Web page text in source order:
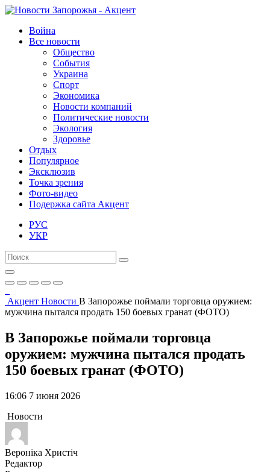
Война
Все новости
Общество
События
Украина
Спорт
Экономика
Новости компаний
Политические новости
Экология
Здоровье
Отдых
Популярное
Эксклюзив
Точка зрения
Фото-видео
Подержка сайта Акцент
РУС
УКР
Акцент Новости В Запорожье поймали торговца оружием:
мужчина пытался продать 150 боевых гранат (ФОТО)
В Запорожье поймали торговца
оружием: мужчина пытался продать
150 боевых гранат (ФОТО)
16:06 7 июня 2026
Новости
Вероніка Христіч
Редактор